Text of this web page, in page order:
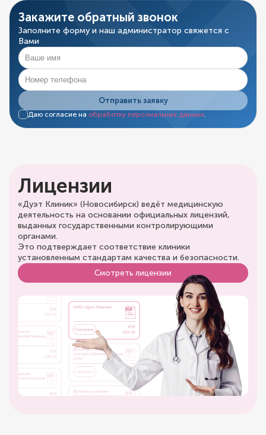
Закажите обратный звонок
Заполните форму и наш администратор свяжется с
Вами
Отправить заявку
Даю согласие на обработку персональных данных.
Лицензии
«Дуэт Клиник» (Новосибирск) ведёт медицинскую
деятельность на основании официальных лицензий,
выданных государственными контролирующими
органами.
Это подтверждает соответствие клиники
установленным стандартам качества и безопасности.
Смотреть лицензии